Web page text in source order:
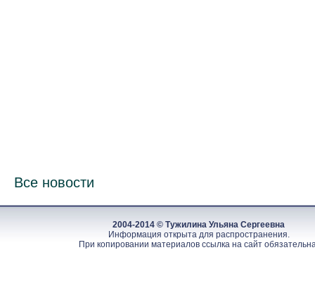
Все новости
2004-2014 © Тужилина Ульяна Сергеевна
Информация открыта для распространения.
При копировании материалов ссылка на сайт